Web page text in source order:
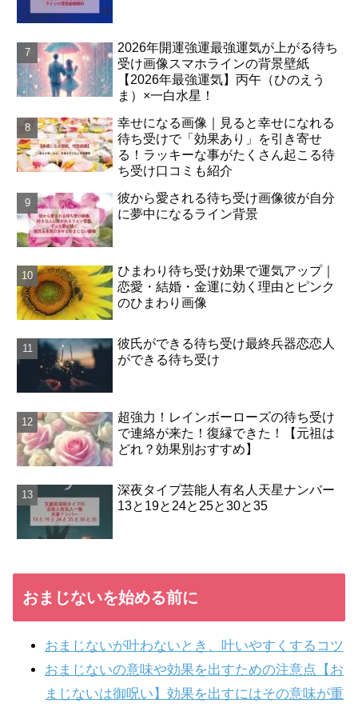
2026年開運強運最強運気が上がる待ち
受け画像スマホラインの背景壁紙
【2026年最強運気】丙午（ひのえう
ま）×一白水星！
幸せになる画像｜見ると幸せになれる
待ち受けで「効果あり」を引き寄せ
る！ラッキーな事がたくさん起こる待
ち受け口コミも紹介
彼から愛される待ち受け画像彼が自分
に夢中になるライン背景
ひまわり待ち受け効果で運気アップ｜
恋愛・結婚・金運に効く理由とピンク
のひまわり画像
彼氏ができる待ち受け最終兵器恋恋人
ができる待ち受け
超強力！レインボーローズの待ち受け
で連絡が来た！復縁できた！【元祖は
どれ？効果別おすすめ】
深夜タイプ芸能人有名人天星ナンバー
13と19と24と25と30と35
おまじないを始める前に
おまじないが叶わないとき、叶いやすくするコツ
おまじないの意味や効果を出すための注意点【お
まじないは御呪い】効果を出すにはその意味が重